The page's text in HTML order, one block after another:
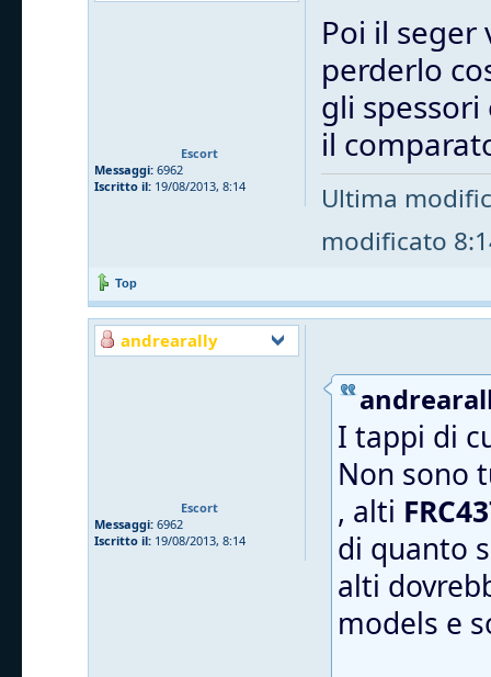
Escort
Messaggi: 6962
Iscritto il: 19/08/2013, 8:14
Poi il
perderlo
gli
il
Ultima
modificato
Top
andrearally
Escort
Messaggi: 6962
Iscritto il: 19/08/2013, 8:14
I tappi di
Non sono
, alti
di quanto
alti
models e